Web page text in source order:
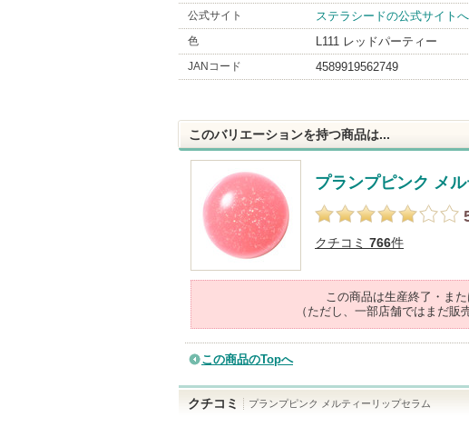
公式サイト ステラシードの公式サイトへ
色 L111 レッドパーティー
JANコード 4589919562749
このバリエーションを持つ商品は...
プランプピンク メ
クチコミ 766件
この商品は生産終了・ま
（ただし、一部店舗ではまだ販
この商品のTopへ
クチコミ プランプピンク メルティーリップセラム